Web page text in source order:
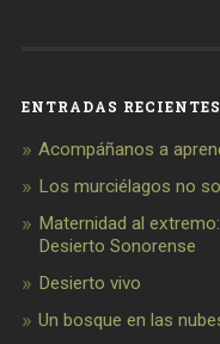
ENTRADAS RECIENTES
Acompáñanos a
Los murciélagos no
Maternidad al extremo:
Desierto Sonorense
Desierto vivo
Un bosque en las